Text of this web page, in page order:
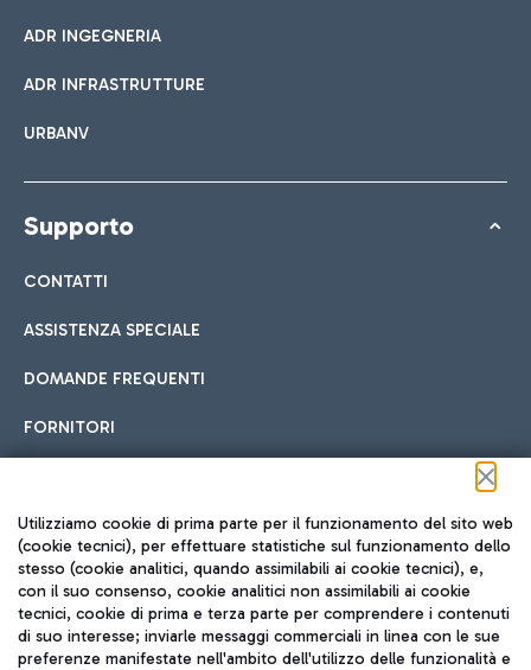
ADR INGEGNERIA
ADR INFRASTRUTTURE
URBANV
Supporto
CONTATTI
ASSISTENZA SPECIALE
DOMANDE FREQUENTI
FORNITORI
Seguici sui social
TRAVEL JOURNAL
Utilizziamo cookie di prima parte per il funzionamento del sito web
(cookie tecnici), per effettuare statistiche sul funzionamento dello
stesso (cookie analitici, quando assimilabili ai cookie tecnici), e,
con il suo consenso, cookie analitici non assimilabili ai cookie
tecnici, cookie di prima e terza parte per comprendere i contenuti
di suo interesse; inviarle messaggi commerciali in linea con le sue
preferenze manifestate nell'ambito dell'utilizzo delle funzionalità e